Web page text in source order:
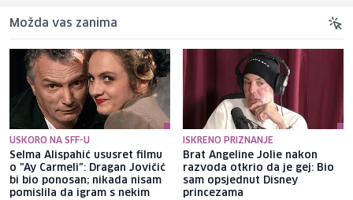
Možda vas zanima
USKORO NA SFF-U
Selma Alispahić ususret filmu
o "Ay Carmeli": Dragan Jovičić
bi bio ponosan; nikada nisam
pomislila da igram s nekim
ISKRENO PRIZNANJE
Brat Angeline Jolie nakon
razvoda otkrio da je gej: Bio
sam opsjednut Disney
princezama